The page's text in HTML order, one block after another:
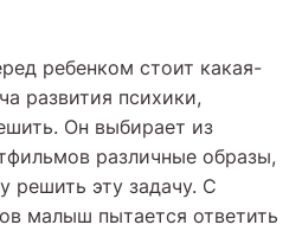
ребенком стоит какая-
развития психики,
Он выбирает из
различные образы,
решить эту задачу. С
малыш пытается ответить